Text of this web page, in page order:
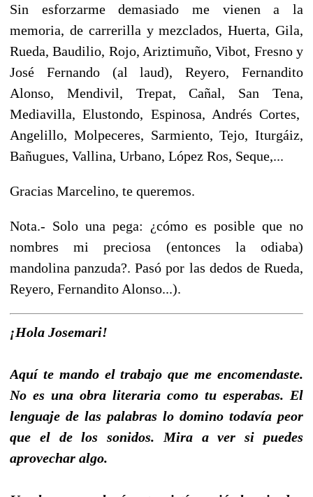
Sin esforzarme demasiado me vienen a la
memoria, de carrerilla y mezclados, Huerta, Gila,
Rueda, Baudilio, Rojo, Ariztimuño, Vibot, Fresno y
José Fernando (al laud), Reyero, Fernandito
Alonso, Mendivil, Trepat, Cañal, San Tena,
Mediavilla, Elustondo, Espinosa, Andrés Cortes,
Angelillo, Molpeceres, Sarmiento, Tejo, Iturgáiz,
Bañugues, Vallina, Urbano, López Ros, Seque,...
Gracias Marcelino, te queremos.
Nota.- Solo una pega: ¿cómo es posible que no
nombres mi preciosa (entonces la odiaba)
mandolina panzuda?. Pasó por las dedos de Rueda,
Reyero, Fernandito Alonso...).
¡Hola Josemari!
Aquí te mando el trabajo que me encomendaste.
No es una obra literaria como tu esperabas. El
lenguaje de las palabras lo domino todavía peor
que el de los sonidos. Mira a ver si puedes
aprovechar algo.